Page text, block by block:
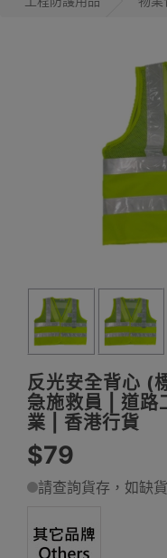
反光安全背心 (
急施救員 | 道路
業 | 香港行貨
$79
請查詢貨存，如缺